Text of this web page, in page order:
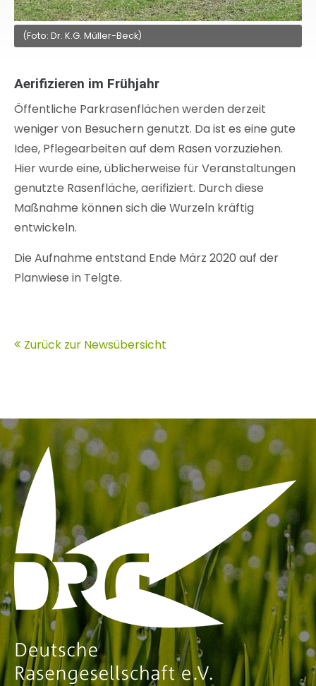
(Foto: Dr. K.G. Müller-Beck)
Aerifizieren im Frühjahr
Öffentliche Parkrasenflächen werden derzeit
weniger von Besuchern genutzt. Da ist es eine gute
Idee, Pflegearbeiten auf dem Rasen vorzuziehen.
Hier wurde eine, üblicherweise für Veranstaltungen
genutzte Rasenfläche, aerifiziert. Durch diese
Maßnahme können sich die Wurzeln kräftig
entwickeln.
Die Aufnahme entstand Ende März 2020 auf der
Planwiese in Telgte.
Zurück zur Newsübersicht